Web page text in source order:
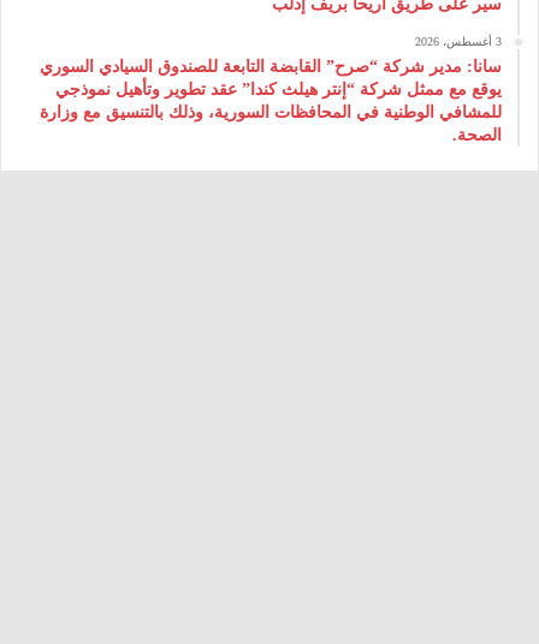
سير على طريق أريحا بريف إدلب
3 أغسطس، 2026
سانا: مدير شركة “صرح” القابضة التابعة للصندوق السيادي السوري
يوقع مع ممثل شركة “إنتر هيلث كندا” عقد تطوير وتأهيل نموذجي
للمشافي الوطنية في المحافظات السورية، وذلك بالتنسيق مع وزارة
الصحة.